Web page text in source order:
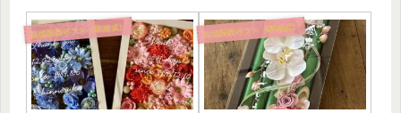
両親贈呈ギフト（結婚式） 両親贈呈ギフト（結婚式）